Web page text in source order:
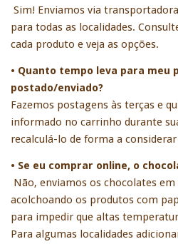
Sim! Enviamos via
para todas as localidades.
cada produto e veja as opções.
• Quanto tempo leva para meu
postado/enviado?
Fazemos postagens às terças e
informado no carrinho durante
recalculá-lo de forma a
• Se eu comprar online, o
Não, enviamos os chocolates
acolchoando os produtos com
para impedir que altas
Para algumas localidades